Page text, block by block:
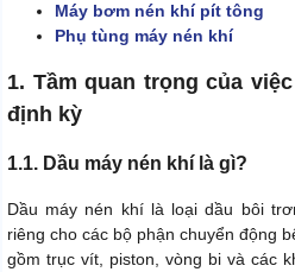
Máy bơm nén khí pít tông
Phụ tùng máy nén khí
1. Tầm quan trọng của
định kỳ
1.1. Dầu máy nén khí là gì?
Dầu máy nén khí là loại dầu bôi
riêng cho các bộ phận chuyển động
gồm trục vít, piston, vòng bi và các